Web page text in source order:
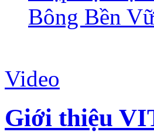
Bông Bền
Video
Giới thiệu